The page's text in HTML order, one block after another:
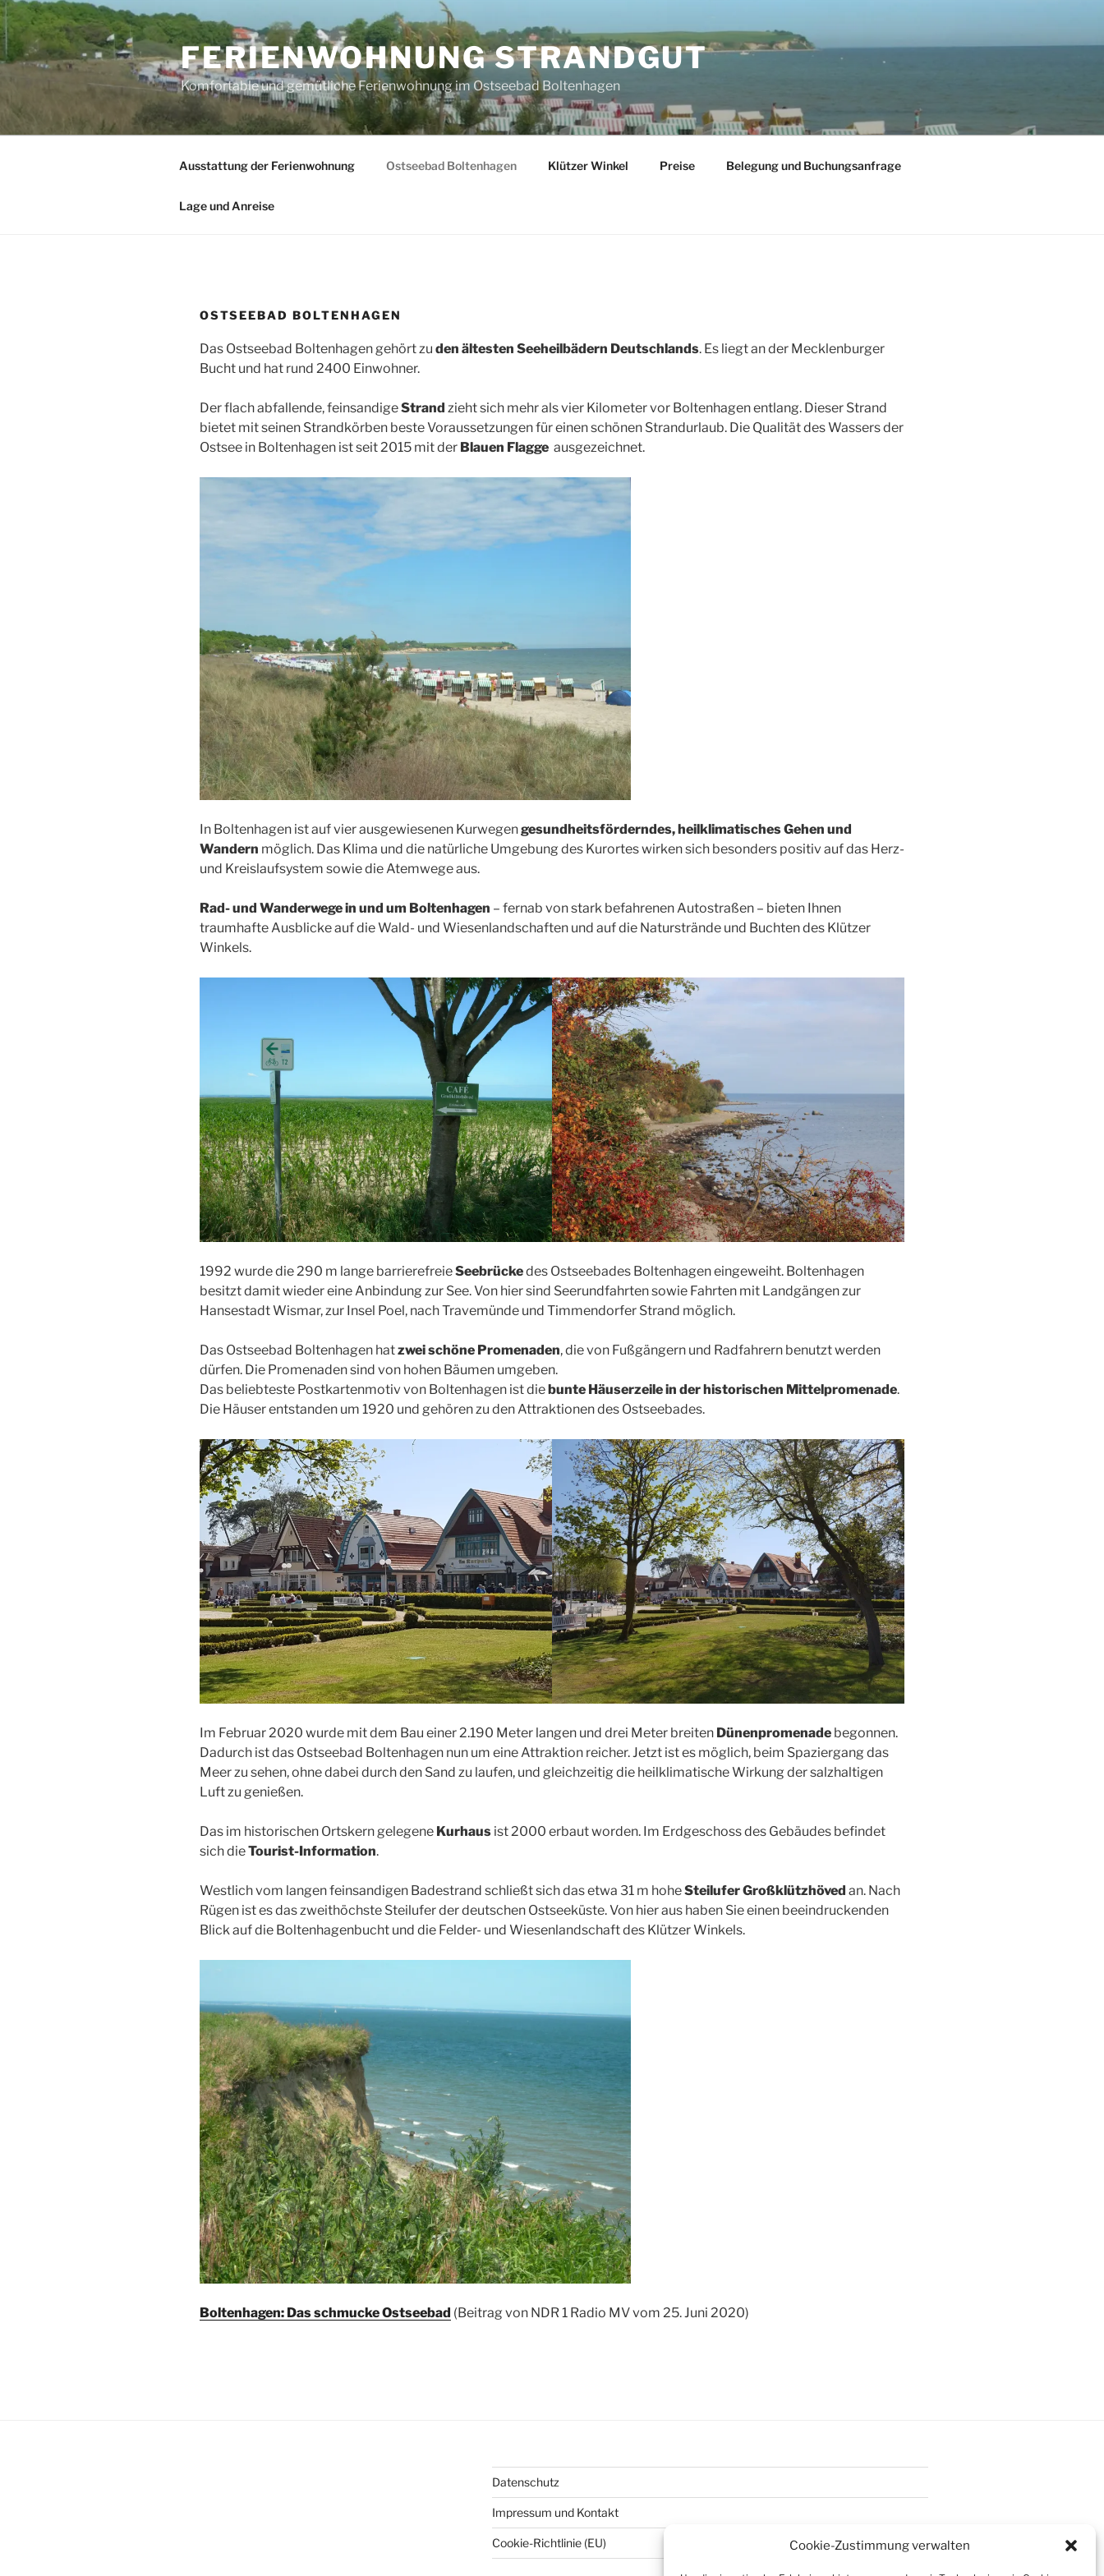
Cookie-Zustimmung verwalten
Zum
Inhalt
springen
FERIENWOHNUNG STRANDGUT
Komfortable und gemütliche Ferienwohnung im Ostseebad Boltenhagen
Ausstattung der Ferienwohnung Ostseebad Boltenhagen Klützer Winkel Preise Belegung und Buchungsanfrage
Lage und Anreise
OSTSEEBAD BOLTENHAGEN
Das Ostseebad Boltenhagen gehört zu den ältesten Seeheilbädern Deutschlands. Es liegt an der Mecklenburger
Bucht und hat rund 2400 Einwohner.
Der flach abfallende, feinsandigeStrand zieht sich mehr als vier Kilometer vor Boltenhagen entlang. Dieser Strand
bietet mit seinen Strandkörben beste Voraussetzungen für einen schönen Strandurlaub. Die Qualität des Wassers der
Ostsee in Boltenhagen ist seit 2015 mit der Blauen Flaggeausgezeichnet.
In Boltenhagen ist auf vier ausgewiesenen Kurwegengesundheitsförderndes, heilklimatisches Gehen und
Wandern möglich. Das Klima und die natürliche Umgebung des Kurortes wirken sich besonders positiv auf das Herz-
und Kreislaufsystem sowie die Atemwege aus.
Rad- und Wanderwege in und um Boltenhagen – fernab von stark befahrenen Autostraßen – bieten Ihnen
traumhafte Ausblicke auf die Wald- und Wiesenlandschaften und auf die Naturstrände und Buchten des Klützer
Winkels.
1992 wurde die 290 m lange barrierefreieSeebrückedes Ostseebades Boltenhagen eingeweiht. Boltenhagen
besitzt damit wieder eine Anbindung zur See. Von hier sind Seerundfahrten sowie Fahrten mit Landgängen zur
Hansestadt Wismar, zur Insel Poel, nach Travemünde und Timmendorfer Strand möglich.
Das Ostseebad Boltenhagen hatzwei schöne Promenaden, die von Fußgängern und Radfahrern benutzt werden
dürfen. Die Promenaden sind von hohen Bäumen umgeben.
Das beliebteste Postkartenmotiv von Boltenhagen ist die bunte Häuserzeile in der historischen Mittelpromenade.
Die Häuser entstanden um 1920 und gehören zu den Attraktionen des Ostseebades.
Im Februar 2020 wurde mit dem Bau einer 2.190 Meter langen und drei Meter breiten Dünenpromenadebegonnen.
Dadurch ist das Ostseebad Boltenhagen nun um eine Attraktion reicher. Jetzt ist es möglich, beim Spaziergang das
Meer zu sehen, ohne dabei durch den Sand zu laufen, und gleichzeitig die heilklimatische Wirkung der salzhaltigen
Luft zu genießen.
Das im historischen Ortskern gelegene Kurhaus ist 2000 erbaut worden. Im Erdgeschoss des Gebäudes befindet
sich dieTourist-Information.
Westlich vom langen feinsandigen Badestrand schließt sich das etwa 31 m hoheSteilufer Großklützhöved an. Nach
Rügen ist es das zweithöchste Steilufer der deutschen Ostseeküste. Von hier aus haben Sie einen beeindruckenden
Blick auf die Boltenhagenbucht und die Felder- und Wiesenlandschaft des Klützer Winkels.
Boltenhagen: Das schmucke Ostseebad (Beitrag von NDR 1 Radio MV vom 25. Juni 2020)
Datenschutz
Impressum und Kontakt
Cookie-Richtlinie (EU)